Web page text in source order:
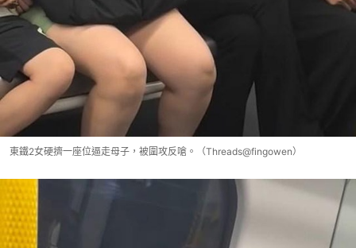
東鐵2女硬擠一座位逼走母子，被圍攻反嗆。（Threads@fingowen）